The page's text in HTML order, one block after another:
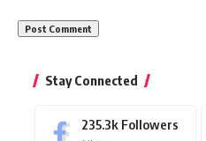
Stay Connected
235.3k Followers